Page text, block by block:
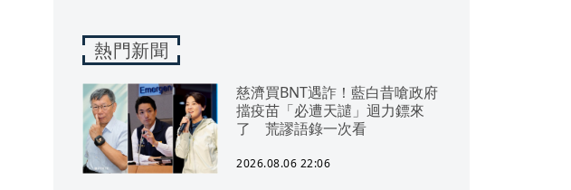
熱門新聞
慈濟買BNT遇詐！藍白昔嗆政府
擋疫苗「必遭天譴」迴力鏢來
了 荒謬語錄一次看
2026.08.06 22:06